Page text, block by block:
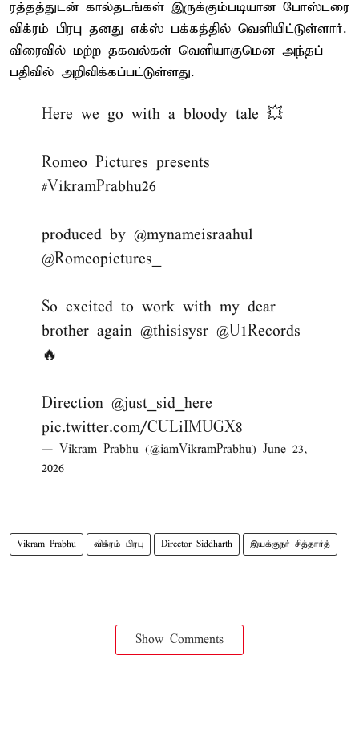
ரத்தத்துடன் கால்தடங்கள் இருக்கும்படியான போஸ்டரை
விக்ரம் பிரபு தனது எக்ஸ் பக்கத்தில் வெளியிட்டுள்ளார்.
விரைவில் மற்ற தகவல்கள் வெளியாகுமென அந்தப்
பதிவில் அறிவிக்கப்பட்டுள்ளது.
Here we go with a bloody tale 💥
Romeo Pictures presents
#VikramPrabhu26
produced by @mynameisraahul
@Romeopictures_
So excited to work with my dear
brother again @thisisysr @U1Records
🔥
Direction @just_sid_here
pic.twitter.com/CULiIMUGX8
— Vikram Prabhu (@iamVikramPrabhu) June 23,
2026
Vikram Prabhu விக்ரம் பிரபு Director Siddharth இயக்குநர் சித்தார்த்
Show Comments